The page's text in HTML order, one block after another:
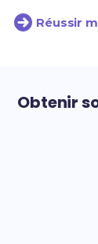
Réussir
Obtenir